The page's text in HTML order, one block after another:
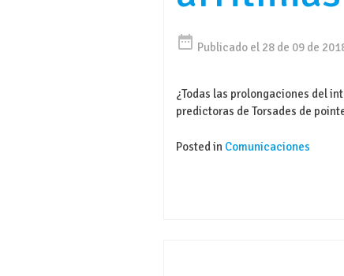
date_range Publicado el 28 de 09 de
¿Todas las prolongaciones del
predictoras de Torsades de
Posted in Comunicaciones